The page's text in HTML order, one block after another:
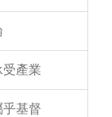
產業
基督